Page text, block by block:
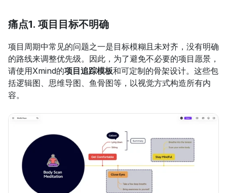
痛点1. 项目目标不明确
项目周期中常见的问题之一是目标模糊且未对齐，没有明确
的路线来调整优先级。因此，为了避免不必要的项目愿景，
请使用Xmind的项目追踪模板和可定制的骨架设计。这些包
括逻辑图、思维导图、鱼骨图等，以视觉方式构造所有内
容。